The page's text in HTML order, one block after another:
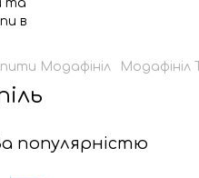
Модафініл Модафініл
популярністю